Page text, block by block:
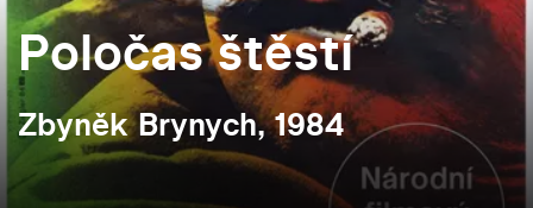
Poločas štěstí
Zbyněk Brynych, 1984